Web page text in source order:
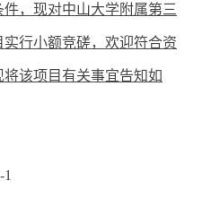
，现对中山大学附属第三
实行小额竞磋，欢迎符合资
该项目有关事宜告知如